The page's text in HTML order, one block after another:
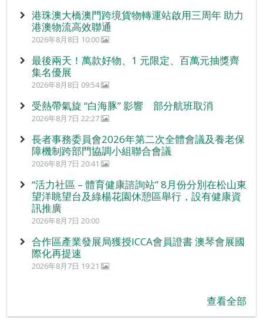
港珠澳大橋澳門跨境貨物轉運站啟用三周年 助力
港澳物流高效聯通
2026年8月8日 10:00
最後兩天！萬款好物、1 元限定、百萬元抽獎齊
集名優展
2026年8月8日 09:54
受熱帶氣旋 “白海豚” 影響 部分航班取消
2026年8月7日 22:27
長者事務委員會2026年第二次全體會議及養老保
障機制跨部門協調小組聯合會議
2026年8月7日 20:41
“活力社區 – 體育健康諮詢站” 8月份分別在松山東
望洋眺望台及綠楊花園休憩區舉行，設有健康資
訊推廣
2026年8月7日 20:00
合作區產業發展局獲授ICCA會員證書 澳琴會展國
際化再提速
2026年8月7日 19:21
查看全部